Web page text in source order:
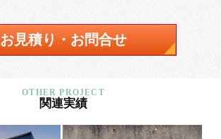
お見積り・お問合せ
関連実績